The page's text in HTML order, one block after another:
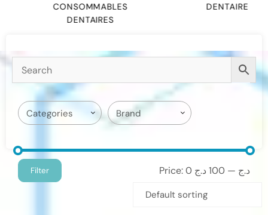
CONSOMMABLES
DENTAIRES
DENTAIRE
Filter Price: 0 د.ج — 100 د.ج